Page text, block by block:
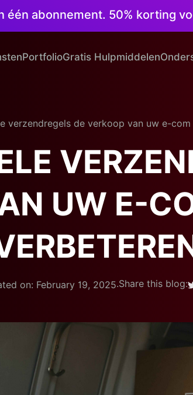
abonnement. 50% korting
PortfolioGratis Hulpmiddelen
verzendregels de verkoop van uw e-
UW E-
on: February 19, 2025.Share this blog: